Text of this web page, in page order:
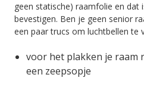
geen statische) raamfolie en dat
bevestigen. Ben je geen senior
een paar trucs om luchtbellen te
voor het plakken je raam
een zeepsopje